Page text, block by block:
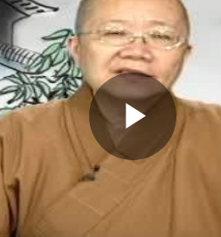
Play